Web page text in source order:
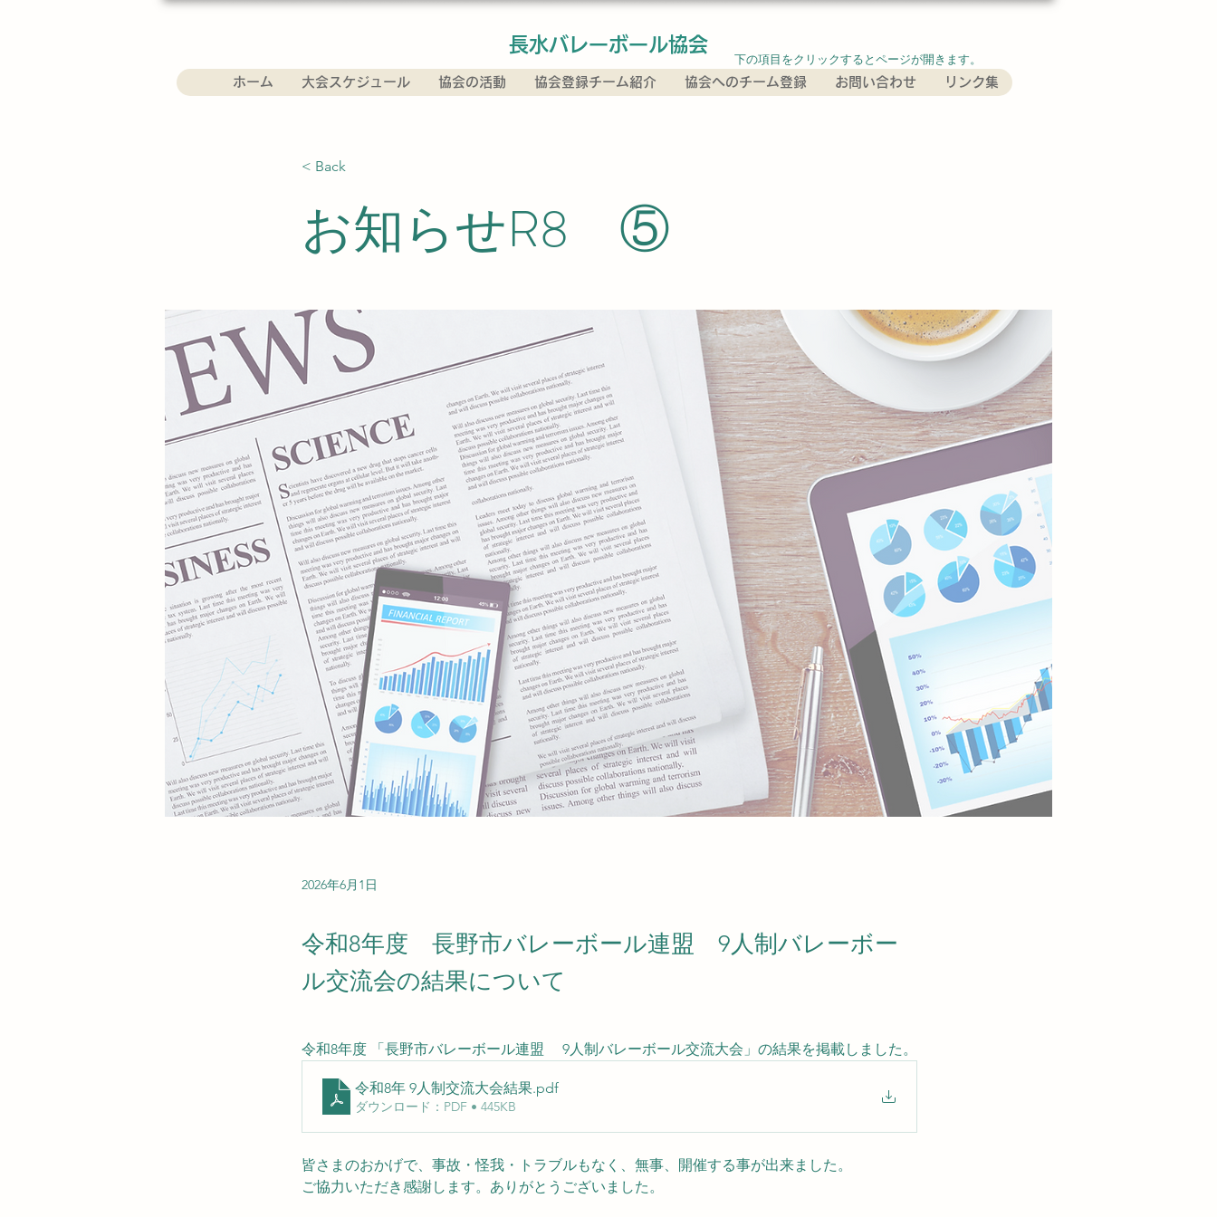
長水バレーボール協会
​下の項目をクリックするとページが開きます。
ホーム
大会スケジュール 協会の活動 協会登録チーム紹介 協会へのチーム登録 お問い合わせ リンク集
< Back
お知らせR8 ⑤
2026年6月1日
令和8年度 長野市バレーボール連盟 9人制バレーボー
ル交流会の結果について
令和8年度 「長野市バレーボール連盟 　9人制バレーボール交流大会」の結果を掲載しました。
令和8年 9人制交流大会結果.pdf
ダウンロード：PDF • 445KB
皆さまのおかげで、事故・怪我・トラブルもなく、無事、開催する事が出来ました。
ご協力いただき感謝します。ありがとうございました。